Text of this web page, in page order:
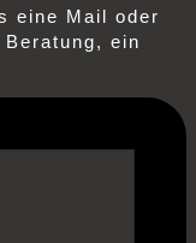
eine Mail oder
ein